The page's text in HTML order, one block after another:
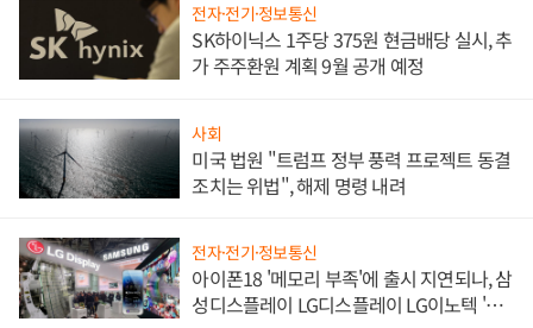
전자·전기·정보통신
SK하이닉스 1주당 375원 현금배당 실시, 추
가 주주환원 계획 9월 공개 예정
사회
미국 법원 "트럼프 정부 풍력 프로젝트 동결
조치는 위법", 해제 명령 내려
전자·전기·정보통신
아이폰18 '메모리 부족'에 출시 지연되나, 삼
성디스플레이 LG디스플레이 LG이노텍 '탈